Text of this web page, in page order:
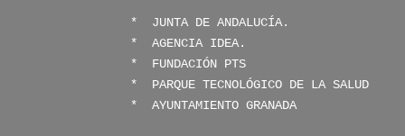
*
JUNTA DE ANDALUCÍA.
* AGENCIA IDEA.
* FUNDACIÓN PTS
*
PARQUE TECNOLÓGICO DE LA SALUD
*
AYUNTAMIENTO GRANADA